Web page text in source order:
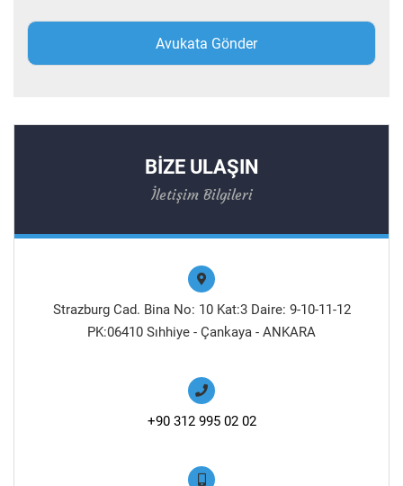
BİZE ULAŞIN
İletişim Bilgileri
Strazburg Cad. Bina No: 10 Kat:3 Daire: 9-10-11-12
PK:06410 Sıhhiye - Çankaya - ANKARA
+90 312 995 02 02